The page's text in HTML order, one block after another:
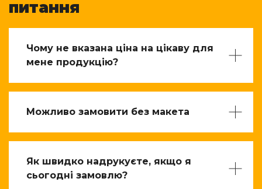
питання
Чому не вказана ціна на цікаву для
мене продукцію?
Можливо замовити без макета
Як швидко надрукуєте, якщо я
сьогодні замовлю?